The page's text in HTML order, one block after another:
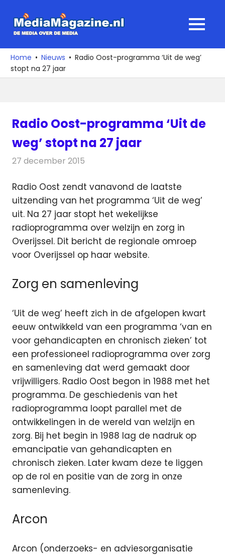
naar
media
over
de
MENU
Home Nieuws
Radio Oost-programma ‘Uit de weg’
stopt na 27 jaar
Radio Oost-programma ‘Uit de
weg’ stopt na 27 jaar
27 december 2015
Radio Oost zendt vanavond de laatste
uitzending van het programma ‘Uit de weg’
uit. Na 27 jaar stopt het wekelijkse
radioprogramma over welzijn en zorg in
Overijssel. Dit bericht de regionale omroep
voor Overijssel op haar website.
Zorg en samenleving
‘Uit de weg’ heeft zich in de afgelopen kwart
eeuw ontwikkeld van een programma ‘van en
voor gehandicapten en chronisch zieken’ tot
een professioneel radioprogramma over zorg
en samenleving dat werd gemaakt door
vrijwilligers. Radio Oost begon in 1988 met het
programma. De geschiedenis van het
radioprogramma loopt parallel met de
ontwikkelingen in de wereld van welzijn en
zorg. Bij het begin in 1988 lag de nadruk op
emancipatie van gehandicapten en
chronisch zieken. Later kwam deze te liggen
op de rol en positie van de zorg in onze
samenleving.
Arcon
Arcon (onderzoeks- en adviesorganisatie